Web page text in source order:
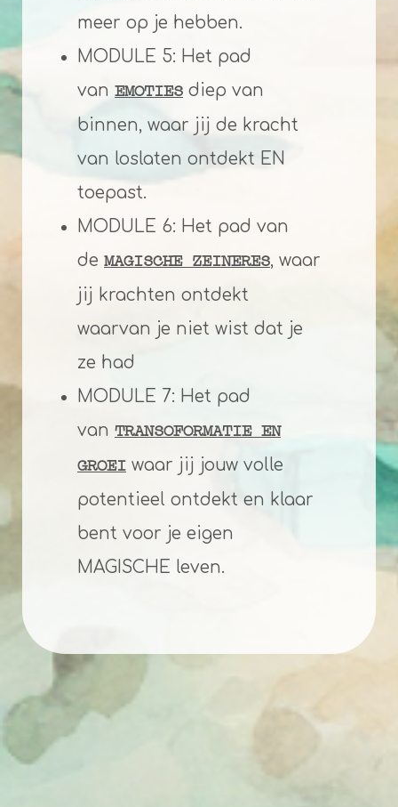
meer op je hebben.
MODULE 5: Het pad
van EMOTIES diep van
binnen, waar jij de kracht
van loslaten ontdekt EN
toepast.
MODULE 6: Het pad van
de MAGISCHE ZEINERES, waar
jij krachten ontdekt
waarvan je niet wist dat je
ze had
MODULE 7: Het pad
van TRANSOFORMATIE EN
GROEI waar jij jouw volle
potentieel ontdekt en klaar
bent voor je eigen
MAGISCHE leven.